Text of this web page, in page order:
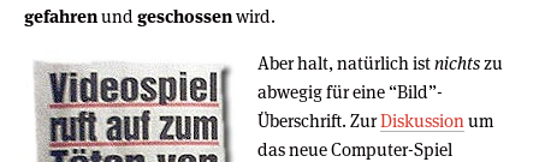
gefahrenund geschossenwird.
Aber halt, natürlich istnichts zu
abwegig für eine “Bild”-
Überschrift. ZurDiskussion um
das neue Computer-Spiel